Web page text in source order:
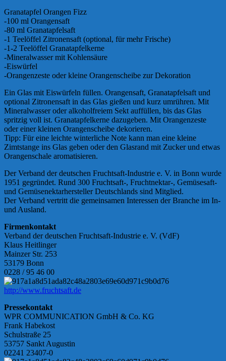
Granatapfel Orangen Fizz
-100 ml Orangensaft
-80 ml Granatapfelsaft
-1 Teelöffel Zitronensaft (optional, für mehr Frische)
-1-2 Teelöffel Granatapfelkerne
-Mineralwasser mit Kohlensäure
-Eiswürfel
-Orangenzeste oder kleine Orangenscheibe zur Dekoration
Ein Glas mit Eiswürfeln füllen. Orangensaft, Granatapfelsaft und
optional Zitronensaft in das Glas gießen und kurz umrühren. Mit
Mineralwasser oder alkoholfreiem Sekt auffüllen, bis das Glas
spritzig voll ist. Granatapfelkerne dazugeben. Mit Orangenzeste
oder einer kleinen Orangenscheibe dekorieren.
Tipp: Für eine leichte winterliche Note kann man eine kleine
Zimtstange ins Glas geben oder den Glasrand mit Zucker und etwas
Orangenschale aromatisieren.
Der Verband der deutschen Fruchtsaft-Industrie e. V. in Bonn wurde
1951 gegründet. Rund 300 Fruchtsaft-, Fruchtnektar-, Gemüsesaft-
und Gemüsenektarhersteller Deutschlands sind Mitglied.
Der Verband vertritt die gemeinsamen Interessen der Branche im In-
und Ausland.
Firmenkontakt
Verband der deutschen Fruchtsaft-Industrie e. V. (VdF)
Klaus Heitlinger
Mainzer Str. 253
53179 Bonn
0228 / 95 46 00
http://www.fruchtsaft.de
Pressekontakt
WPR COMMUNICATION GmbH & Co. KG
Frank Habekost
Schulstraße 25
53757 Sankt Augustin
02241 23407-0